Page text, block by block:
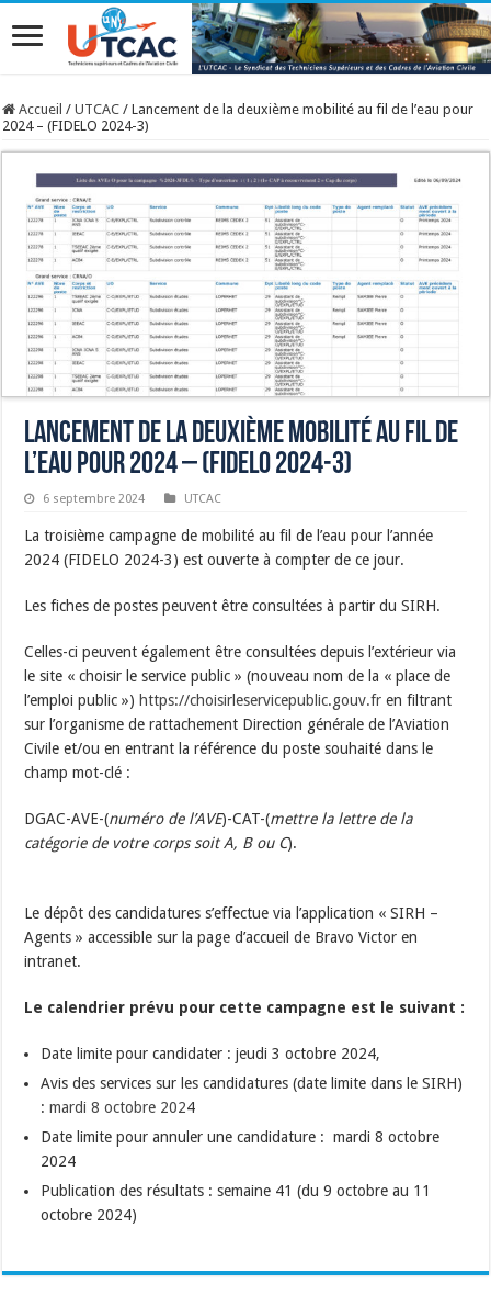
Accueil / UTCAC / Lancement de la deuxième mobilité au fil de l’eau pour
2024 – (FIDELO 2024-3)
Lancement de la deuxième mobilité au fil de
l’eau pour 2024 – (FIDELO 2024-3)
6 septembre 2024 UTCAC
La troisième campagne de mobilité au fil de l’eau pour l’année
2024 (FIDELO 2024-3) est ouverte à compter de ce jour.
Les fiches de postes peuvent être consultées à partir du SIRH.
Celles-ci peuvent également être consultées depuis l’extérieur via
le site « choisir le service public » (nouveau nom de la « place de
l’emploi public ») https://choisirleservicepublic.gouv.fr en filtrant
sur l’organisme de rattachement Direction générale de l’Aviation
Civile et/ou en entrant la référence du poste souhaité dans le
champ mot-clé :
DGAC-AVE-(numéro de l’AVE)-CAT-(mettre la lettre de la
catégorie de votre corps soit A, B ou C).
Le dépôt des candidatures s’effectue via l’application « SIRH –
Agents » accessible sur la page d’accueil de Bravo Victor en
intranet.
Le calendrier prévu pour cette campagne est le suivant :
Date limite pour candidater : jeudi 3 octobre 2024,
Avis des services sur les candidatures (date limite dans le SIRH)
:mardi 8 octobre 2024
Date limite pour annuler une candidature : mardi 8 octobre
2024
Publication des résultats : semaine 41 (du 9 octobre au 11
octobre 2024)